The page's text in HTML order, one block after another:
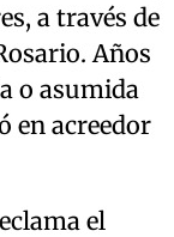
a través de
Años
o asumida
en acreedor
el